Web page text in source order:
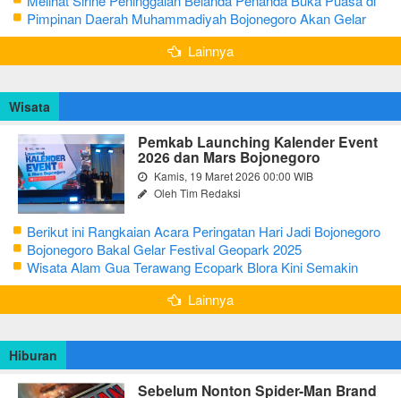
Pendopo Bupati Blora
Pimpinan Daerah Muhammadiyah Bojonegoro Akan Gelar
Salat Iduladha 9 Juli 2022
Lainnya
Wisata
Pemkab Launching Kalender Event
2026 dan Mars Bojonegoro
Kamis, 19 Maret 2026 00:00 WIB
Oleh Tim Redaksi
Berikut ini Rangkaian Acara Peringatan Hari Jadi Bojonegoro
Ke-348 Tahun 2025
Bojonegoro Bakal Gelar Festival Geopark 2025
Wisata Alam Gua Terawang Ecopark Blora Kini Semakin
Menarik
Lainnya
Hiburan
Sebelum Nonton Spider-Man Brand